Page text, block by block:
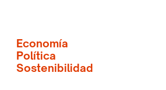
Economía
Política
Sostenibilidad